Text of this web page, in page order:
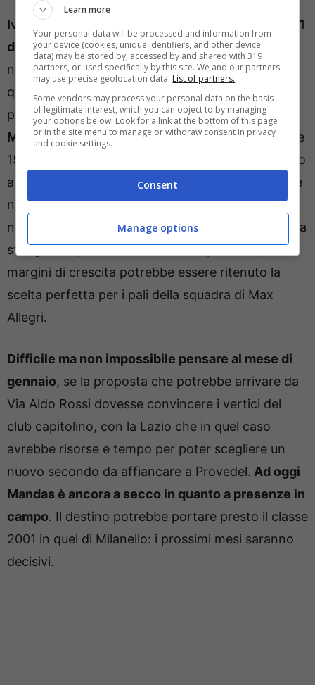
Ivan Provedel resta indiscutibilmente il numero 1
della Lazio, con Mandas relegato a riserva
nonostante un’eccellente finale di stagione nel
quale è stato grande protagonista. Il classe 2001
potrebbe essere unasoluzione low cost per il
Milan visto che Claudio Lotito è pronto a chiedere
15 milioni di euro per il cartellino del 24enne greco
arrivato a Roma poco più di due anni fa. Molto, se
non tutto,dipenderà però da Mike Maignan: se
non dovesse rinnovare allora il Milan proverebbe a
stringere la presa su Mandas che per costi, età e
margini di crescita potrebbe essere ritenuto la
scelta perfetta per i pali della squadra di Max
Allegri.
Difficile ma non impossibile pensare al mese di
gennaio, se la proposta che potrebbe arrivare da
Via Aldo Rossi dovesse convincere i vertici del
club capitolino, con la Lazio che in quel caso
avrebbe risorse e tempo per poter scegliere un
nuovo secondo da affiancare a Provedel. Ad oggi
Mandas è ancora a secco in quanto a presenze in
campo. Il destino potrebbe portare presto il classe
2001 in quel di Milanello: i prossimi mesi saranno
decisivi.
Learn more
Your personal data will be processed and information from
your device (cookies, unique identifiers, and other device
data) may be stored by, accessed by and shared with 319
partners, or used specifically by this site. We and our partners
may use precise geolocation data. List of partners.
Some vendors may process your personal data on the basis
of legitimate interest, which you can object to by managing
your options below. Look for a link at the bottom of this page
or in the site menu to manage or withdraw consent in privacy
and cookie settings.
Consent
Manage options